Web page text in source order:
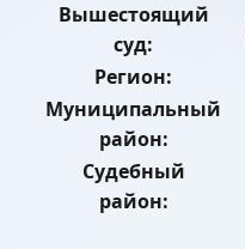
Вышестоящий
суд:
Регион:
Муниципальный
район:
Судебный
район: